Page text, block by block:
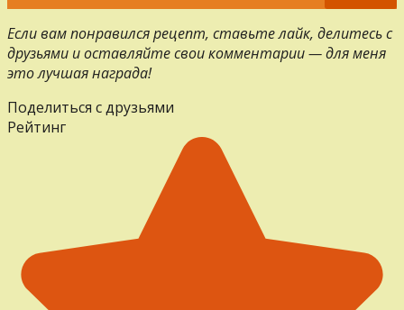
Если вам понравился рецепт, ставьте лайк, делитесь с
друзьями и оставляйте свои комментарии — для меня
это лучшая награда!
Поделиться с друзьями
Рейтинг